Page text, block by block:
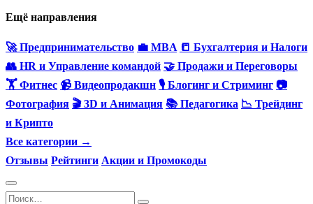
Ещё направления
🚀 Предпринимательство 💼 MBA 📒 Бухгалтерия и Налоги
👥 HR и Управление командой 🤝 Продажи и Переговоры
🏋️ Фитнес 📹 Видеопродакшн 🎙 Блогинг и Стриминг 📷
Фотография 🎬 3D и Анимация 📚 Педагогика 📉 Трейдинг
и Крипто
Все категории →
Отзывы Рейтинги Акции и Промокоды
Перейти
Search